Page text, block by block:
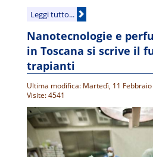
Leggi tutto...
Nanotecnologie e
in Toscana si scrive il
trapianti
Ultima modifica: Martedì, 11 Febbraio
Visite: 4541